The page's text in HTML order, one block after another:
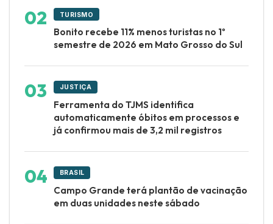
TURISMO
Bonito recebe 11% menos turistas no 1º
semestre de 2026 em Mato Grosso do Sul
JUSTIÇA
Ferramenta do TJMS identifica
automaticamente óbitos em processos e
já confirmou mais de 3,2 mil registros
BRASIL
Campo Grande terá plantão de vacinação
em duas unidades neste sábado